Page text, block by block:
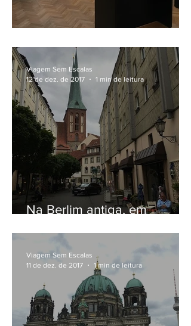
Na Berlim antiga, em
Viagem Sem Escalas
12 de dez. de 2017
1 min de leitura
Viagem Sem Escalas
11 de dez. de 2017
1 min de leitura